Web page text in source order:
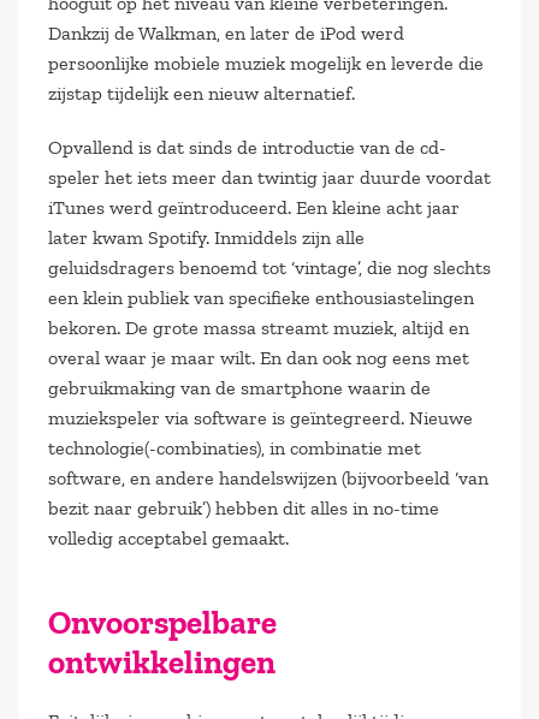
Dankzij de Walkman, en later de iPod werd
persoonlijke mobiele muziek mogelijk en leverde die
zijstap tijdelijk een nieuw alternatief.
Opvallend is dat sinds de introductie van de cd-
speler het iets meer dan twintig jaar duurde voordat
iTunes werd geïntroduceerd. Een kleine acht jaar
later kwam Spotify. Inmiddels zijn alle
geluidsdragers benoemd tot ‘vintage’, die nog slechts
een klein publiek van specifieke enthousiastelingen
bekoren. De grote massa streamt muziek, altijd en
overal waar je maar wilt. En dan ook nog eens met
gebruikmaking van de smartphone waarin de
muziekspeler via software is geïntegreerd. Nieuwe
technologie(-combinaties), in combinatie met
software, en andere handelswijzen (bijvoorbeeld ‘van
bezit naar gebruik’) hebben dit alles in no-time
volledig acceptabel gemaakt.
Onvoorspelbare
ontwikkelingen